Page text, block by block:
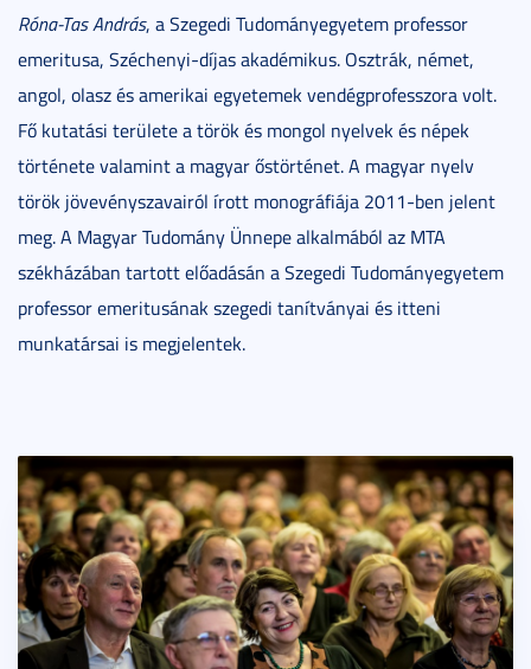
Róna-Tas András, a Szegedi Tudományegyetem professor
emeritusa, Széchenyi-díjas akadémikus. Osztrák, német,
angol, olasz és amerikai egyetemek vendégprofesszora volt.
Fő kutatási területe a török és mongol nyelvek és népek
története valamint a magyar őstörténet. A magyar nyelv
török jövevényszavairól írott monográfiája 2011-ben jelent
meg. A Magyar Tudomány Ünnepe alkalmából az MTA
székházában tartott előadásán a Szegedi Tudományegyetem
professor emeritusának szegedi tanítványai és itteni
munkatársai is megjelentek.